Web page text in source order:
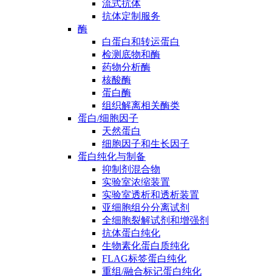
流式抗体
抗体定制服务
酶
白蛋白和转运蛋白
检测底物和酶
药物分析酶
核酸酶
蛋白酶
组织解离相关酶类
蛋白/细胞因子
天然蛋白
细胞因子和生长因子
蛋白纯化与制备
抑制剂混合物
实验室浓缩装置
实验室透析和透析装置
亚细胞组分分离试剂
全细胞裂解试剂和增强剂
抗体蛋白纯化
生物素化蛋白质纯化
FLAG标签蛋白纯化
重组/融合标记蛋白纯化